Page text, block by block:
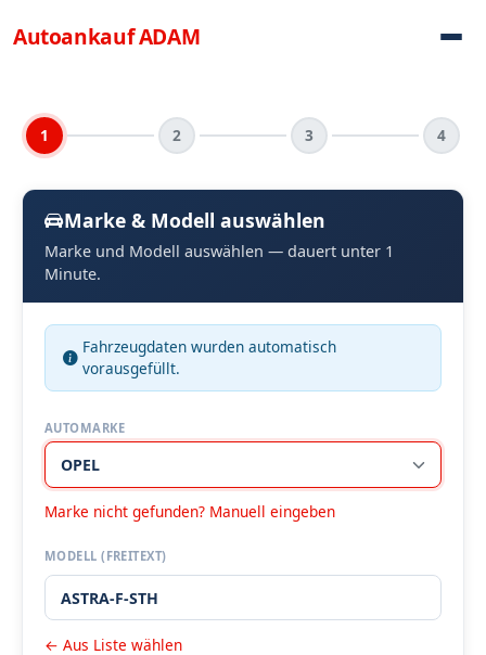
AutoankaufADAM
1 2 3 4
Marke & Modell auswählen
Marke und Modell auswählen — dauert unter 1
Minute.
Fahrzeugdaten wurden automatisch
vorausgefüllt.
AUTOMARKE
Marke nicht gefunden? Manuell eingeben
MODELL (FREITEXT)
← Aus Liste wählen